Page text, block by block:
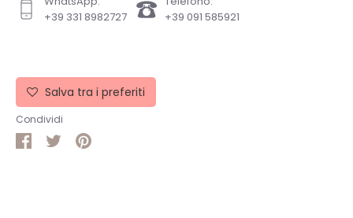
+39 331 8982727
+39 091 585921
Salva tra i preferiti
Condividi
CondividiCondividi
Pin